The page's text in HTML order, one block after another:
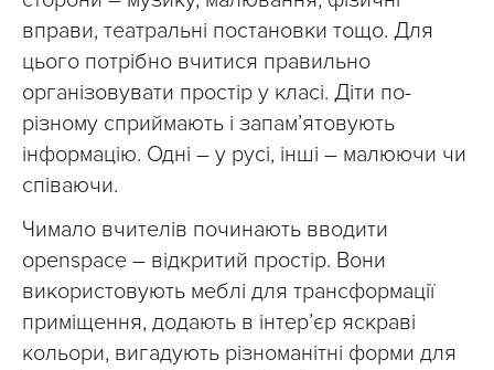
вправи, театральні постановки тощо. Для
цього потрібно вчитися правильно
організовувати простір у класі. Діти по-
різному сприймають і запам’ятовують
інформацію. Одні – у русі, інші – малюючи чи
співаючи.
Чимало вчителів починають вводити
openspace – відкритий простір. Вони
використовують меблі для трансформації
приміщення, додають в інтер’єр яскраві
кольори, вигадують різноманітні форми для